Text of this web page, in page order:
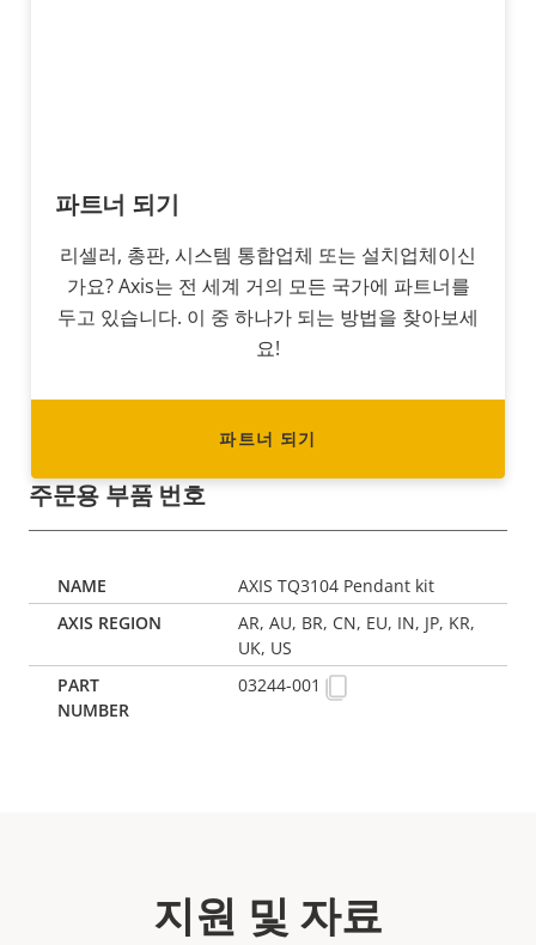
파트너 되기
리셀러, 총판, 시스템 통합업체 또는 설치업체이신
가요? Axis는 전 세계 거의 모든 국가에 파트너를
두고 있습니다. 이 중 하나가 되는 방법을 찾아보세
요!
파트너 되기
주문용 부품 번호
AXIS TQ3104 Pendant kit
AR, AU, BR, CN, EU, IN, JP, KR,
UK, US
03244-001
지원 및 자료